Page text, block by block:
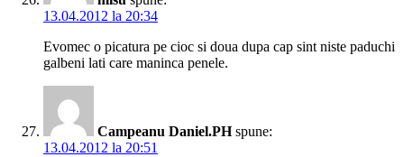
13.04.2012 la 20:34
Evomec o picatura pe cioc si doua dupa cap sint niste paduchi
galbeni lati care maninca penele.
Campeanu Daniel.PH spune:
13.04.2012 la 20:51